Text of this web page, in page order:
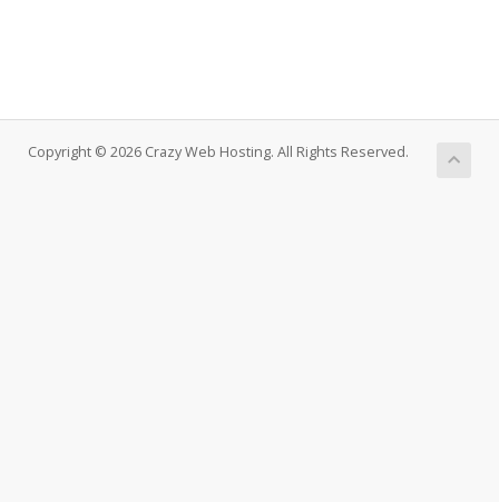
Copyright © 2026 Crazy Web Hosting. All Rights Reserved.